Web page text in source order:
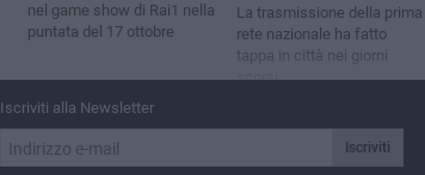
nel game show di Rai1 nella
puntata del 17 ottobre
La trasmissione della prima
rete nazionale ha fatto
tappa in città nei giorni
scorsi
Iscriviti alla Newsletter
Iscriviti